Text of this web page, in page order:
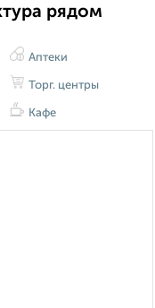
рядом
Аптеки
Торг. центры
Кафе